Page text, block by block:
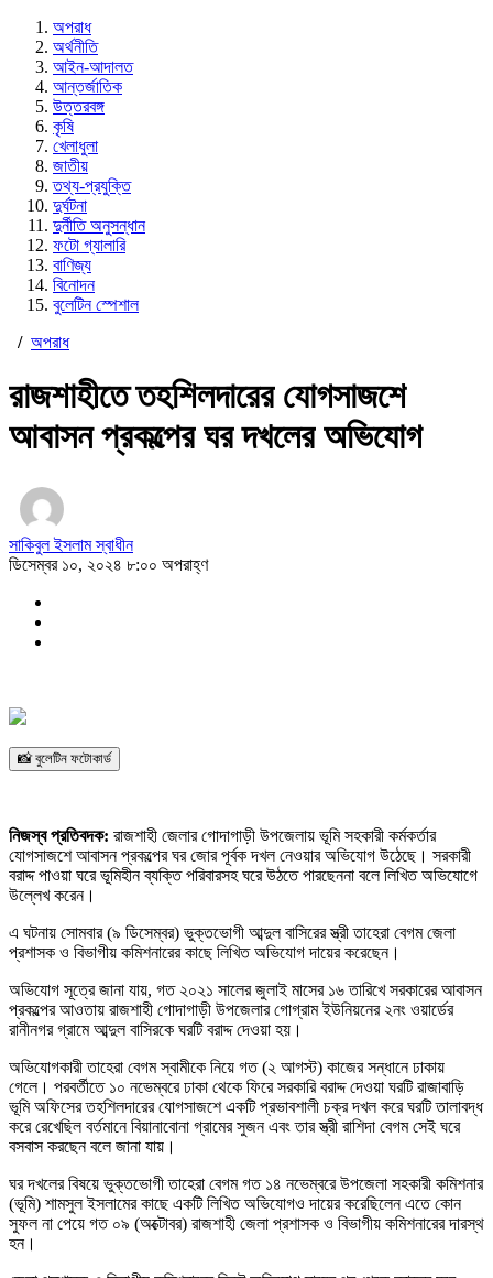
অপরাধ
অর্থনীতি
আইন-আদালত
আন্তর্জাতিক
উত্তরবঙ্গ
কৃষি
খেলাধুলা
জাতীয়
তথ্য-প্রযুক্তি
দুর্ঘটনা
দুর্নীতি অনুসন্ধান
ফটো গ্যালারি
বাণিজ্য
বিনোদন
বুলেটিন স্পেশাল
/ অপরাধ
রাজশাহীতে তহশিলদারের যোগসাজশে
আবাসন প্রকল্পের ঘর দখলের অভিযোগ
সাকিবুল ইসলাম স্বাধীন
ডিসেম্বর ১০, ২০২৪ ৮:০০ অপরাহ্ণ
📸 বুলেটিন ফটোকার্ড
নিজস্ব প্রতিবদক: রাজশাহী জেলার গোদাগাড়ী উপজেলায় ভূমি সহকারী কর্মকর্তার
যোগসাজশে আবাসন প্রকল্পের ঘর জোর পূর্বক দখল নেওয়ার অভিযোগ উঠেছে। সরকারী
বরাদ্দ পাওয়া ঘরে ভূমিহীন ব্যক্তি পরিবারসহ ঘরে উঠতে পারছেননা বলে লিখিত অভিযোগে
উল্লেখ করেন।
এ ঘটনায় সোমবার (৯ ডিসেম্বর) ভুক্তভোগী আব্দুল বাসিরের স্ত্রী তাহেরা বেগম জেলা
প্রশাসক ও বিভাগীয় কমিশনারের কাছে লিখিত অভিযোগ দায়ের করেছেন।
অভিযোগ সূত্রে জানা যায়, গত ২০২১ সালের জুলাই মাসের ১৬ তারিখে সরকারের আবাসন
প্রকল্পের আওতায় রাজশাহী গোদাগাড়ী উপজেলার গোগ্রাম ইউনিয়নের ২নং ওয়ার্ডের
রানীনগর গ্রামে আব্দুল বাসিরকে ঘরটি বরাদ্দ দেওয়া হয়।
অভিযোগকারী তাহেরা বেগম স্বামীকে নিয়ে গত (২ আগস্ট) কাজের সন্ধানে ঢাকায়
গেলে। পরবর্তীতে ১০ নভেম্বরে ঢাকা থেকে ফিরে সরকারি বরাদ্দ দেওয়া ঘরটি রাজাবাড়ি
ভূমি অফিসের তহশিলদারের যোগসাজশে একটি প্রভাবশালী চক্র দখল করে ঘরটি তালাবদ্ধ
করে রেখেছিল বর্তমানে বিয়ানাবোনা গ্রামের সুজন এবং তার স্ত্রী রাশিদা বেগম সেই ঘরে
বসবাস করছেন বলে জানা যায়।
ঘর দখলের বিষয়ে ভুক্তভোগী তাহেরা বেগম গত ১৪ নভেম্বরে উপজেলা সহকারী কমিশনার
(ভূমি) শামসুল ইসলামের কাছে একটি লিখিত অভিযোগও দায়ের করেছিলেন এতে কোন
সুফল না পেয়ে গত ০৯ (অক্টোবর) রাজশাহী জেলা প্রশাসক ও বিভাগীয় কমিশনারের দারস্থ
হন।